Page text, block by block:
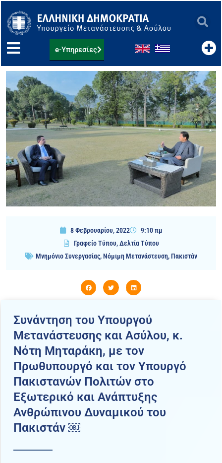
στο
περιεχόμενο
e-Υπηρεσίες
8 Φεβρουαρίου, 2022
9:10 πμ
Γραφείο Τύπου,Δελτία Τύπου
Μνημόνιο Συνεργασίας,Νόμιμη Μετανάστευση,Πακιστάν
Συνάντηση του Υπουργού
Μετανάστευσης και Ασύλου, κ.
Νότη Μηταράκη, με τον
Πρωθυπουργό και τον Υπουργό
Πακιστανών Πολιτών στο
Εξωτερικό και Ανάπτυξης
Ανθρώπινου Δυναμικού του
Πακιστάν ￼